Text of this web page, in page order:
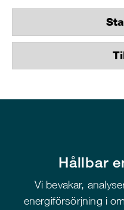
Hållbar
Vi bevakar,
energiförsörjning i